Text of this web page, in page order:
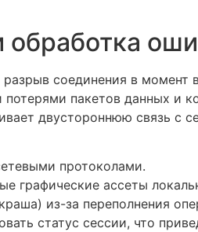
обработка
соединения в
пакетов данных и
двустороннюю связь с
протоколами.
графические ассеты
из-за переполнения
статус сессии, что